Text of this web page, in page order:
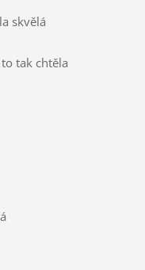
skvělá
tak chtěla